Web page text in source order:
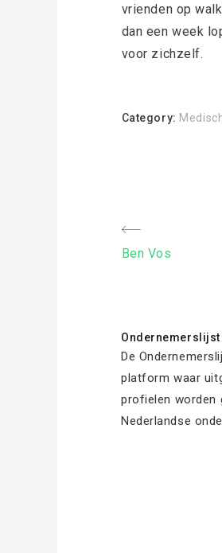
vrienden op
dan een week
voor zichzelf.
Category:
Bericht
Previous
Ben Vos
Ondernemerslijst
De
platform waar
profielen worden
Nederlandse